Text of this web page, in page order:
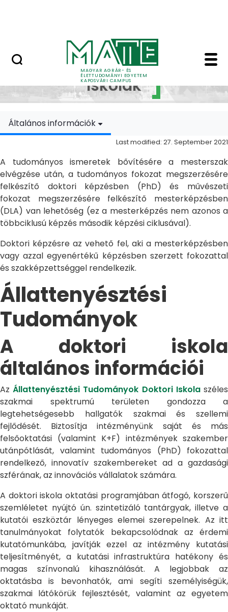
MAGYAR AGRÁR- ÉS
ÉLETTUDOMÁNYI EGYETEM
KAPOSVÁRI CAMPUS
Doktori Iskolák -
Doktori
Iskolák
Általános információk
Last modified: 27. September 2021
A tudományos ismeretek bővítésére a mesterszak
elvégzése után, a tudományos fokozat megszerzésére
felkészítő doktori képzésben (PhD) és művészeti
fokozat megszerzésére felkészítő mesterképzésben
(DLA) van lehetőség (ez a mesterképzés nem azonos a
többciklusú képzés második képzési ciklusával).
Doktori képzésre az vehető fel, aki a mesterképzésben
vagy azzal egyenértékű képzésben szerzett fokozattal
és szakképzettséggel rendelkezik.
Állattenyésztési
Tudományok
A doktori iskola
általános információi
AzÁllattenyésztési Tudományok Doktori Iskolaszéles
szakmai spektrumú területen gondozza a
legtehetségesebb hallgatók szakmai és szellemi
fejlődését. Biztosítja intézményünk saját és más
felsőoktatási (valamint K+F) intézmények szakember
utánpótlását, valamint tudományos (PhD) fokozattal
rendelkező, innovatív szakembereket ad a gazdasági
szférának, az innovációs vállalatok számára.
A doktori iskola oktatási programjában átfogó, korszerű
szemléletet nyújtó ún. szintetizáló tantárgyak, illetve a
kutatói eszköztár lényeges elemei szerepelnek. Az itt
tanulmányokat folytatók bekapcsolódnak az érdemi
kutatómunkába, javítják ezzel az intézmény kutatási
teljesítményét, a kutatási infrastruktúra hatékony és
magas színvonalú kihasználását. A legjobbak az
oktatásba is bevonhatók, ami segíti személyiségük,
szakmai látókörük fejlesztését, valamint az egyetem
oktató munkáját.